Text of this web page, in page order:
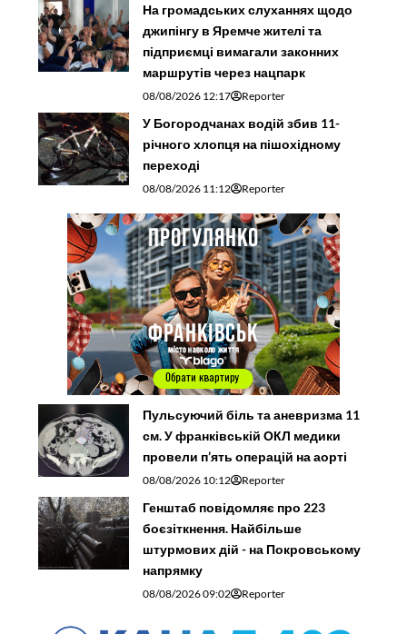
На громадських слуханнях щодо
джипінгу в Яремче житeлі та
підприємці вимагали законних
маршрутів через нацпарк
08/08/2026 12:17 Reporter
У Богородчанах водій збив 11-
річного хлопця на пішохідному
переході
08/08/2026 11:12 Reporter
Пульсуючий біль та аневризма 11
см. У франківській ОКЛ медики
провели п’ять операцій на аорті
08/08/2026 10:12 Reporter
Генштаб повідомляє про 223
боєзіткнення. Найбільше
штурмових дій - на Покровському
напрямку
08/08/2026 09:02 Reporter